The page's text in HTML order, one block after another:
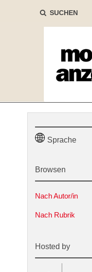
SUCHEN
Sprache
Browsen
Nach Autor/in
Nach Rubrik
Hosted by